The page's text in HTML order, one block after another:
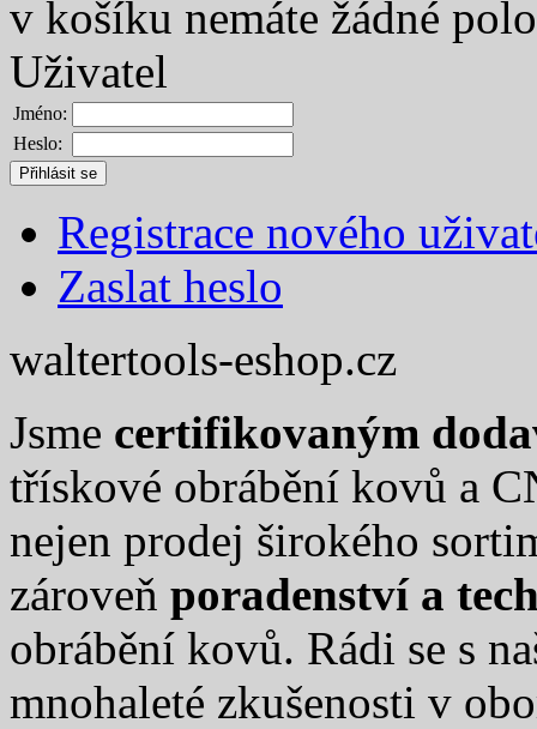
v košíku nemáte žádné
Uživatel
Jméno:
Heslo:
Registrace nového
Zaslat heslo
waltertools-eshop.cz
Jsme certifikovaným
třískové obrábění kovů a
nejen prodej širokého
zároveň poradenství a
obrábění kovů. Rádi se s
mnohaleté zkušenosti v